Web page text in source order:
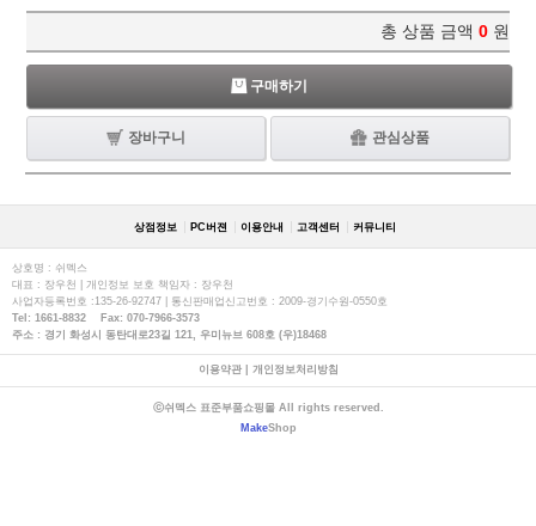
총 상품 금액 0 원
구매하기
장바구니 관심상품
상점정보 PC버젼 이용안내 고객센터 커뮤니티
상호명 : 쉬멕스
대표 : 장우천 | 개인정보 보호 책임자 : 장우천
사업자등록번호 :135-26-92747 | 통신판매업신고번호 : 2009-경기수원-0550호
Tel: 1661-8832 Fax: 070-7966-3573
주소 : 경기 화성시 동탄대로23길 121, 우미뉴브 608호 (우)18468
이용약관| 개인정보처리방침
ⓒ쉬멕스 표준부품쇼핑몰 All rights reserved.
MakeShop